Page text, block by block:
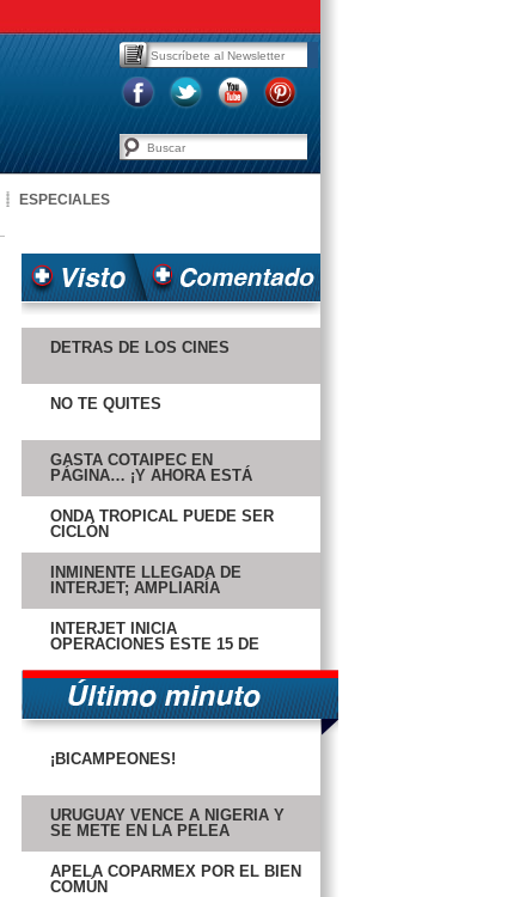
ESPECIALES
DETRÁS DE LOS CINES
NO TE QUITES
GASTA COTAIPEC EN
PÁGINA… ¡Y AHORA ESTÁ
ONDA TROPICAL PUEDE SER
CICLÓN
INMINENTE LLEGADA DE
INTERJET; AMPLIARÍA
INTERJET INICIA
OPERACIONES ESTE 15 DE
¡BICAMPEONES!
URUGUAY VENCE A NIGERIA Y
SE METE EN LA PELEA
APELA COPARMEX POR EL BIEN
COMÚN